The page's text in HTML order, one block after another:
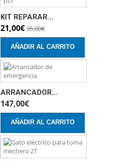
KIT REPARAR...
21,00€35,00€
AÑADIR AL CARRITO
ARRANCADOR...
147,00€
AÑADIR AL CARRITO